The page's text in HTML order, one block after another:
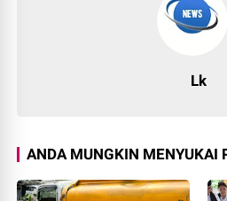
Lk
ANDA MUNGKIN MENYUKAI